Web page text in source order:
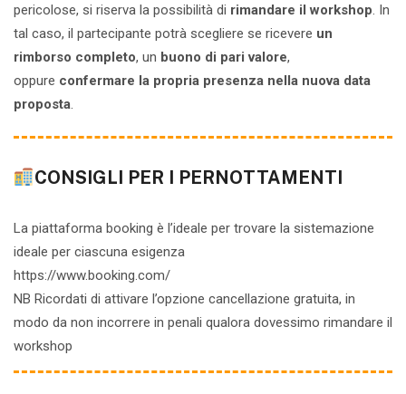
pericolose, si riserva la possibilità di rimandare il workshop. In
tal caso, il partecipante potrà scegliere se ricevere un
rimborso completo, un buono di pari valore,
oppure confermare la propria presenza nella nuova data
proposta.
CONSIGLI PER I PERNOTTAMENTI
La piattaforma booking è l’ideale per trovare la sistemazione
ideale per ciascuna esigenza
https://www.booking.com/
NB Ricordati di attivare l’opzione cancellazione gratuita, in
modo da non incorrere in penali qualora dovessimo rimandare il
workshop